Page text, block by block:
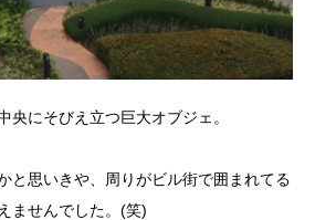
央にそびえ立つ巨大オブジェ。
と思いきや、周りがビル街で囲まれてる
ませんでした。(笑)